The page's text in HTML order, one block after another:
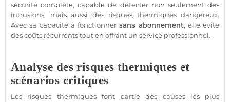
sécurité complète, capable de détecter non seulement des
intrusions, mais aussi des risques thermiques dangereux.
Avec sa capacité à fonctionnersans abonnement, elle évite
des coûts récurrents tout en offrant un service professionnel.
Analyse des risques thermiques et
scénarios critiques
Les risques thermiques font partie des causes les plus